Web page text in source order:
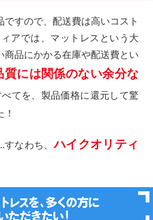
すので、配送費は高いコスト
アでは、マットレスという大
商品にかかる在庫や配送費とい
質には関係のない余分な
べてを、製品価格に還元して驚
すなわち、ハイクオリティ